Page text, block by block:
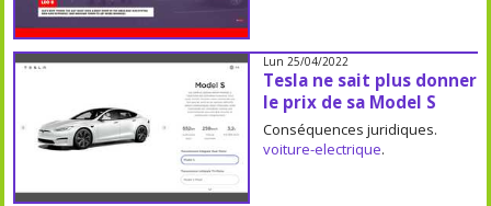
Lun 25/04/2022
Tesla ne sait plus donner
le prix de sa Model S
Conséquences juridiques.
voiture-electrique.